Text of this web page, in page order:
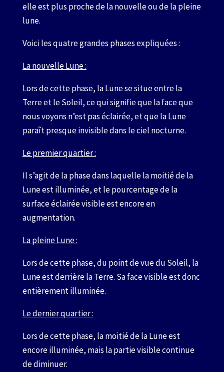
elle est plus proche de la nouvelle ou de la pleine
lune.
Voici les quatre grandes phases expliquées :
La nouvelle Lune :
Lors de cette phase, la Lune se situe entre la
Terre et le Soleil, ce qui signifie que la face que
nous voyons n’est pas éclairée, et que la Lune
paraît presque invisible dans le ciel nocturne.
Le premier quartier :
Il s’agit de la phase dans laquelle la moitié de la
Lune est illuminée, et le pourcentage de la
surface éclairée visible est encore en
augmentation.
La pleine Lune :
Lors de cette phase, du point de vue du Soleil, la
Lune est derrière la Terre. Sa face visible est donc
entièrement illuminée.
Le dernier quartier :
Lors de cette phase, la moitié de la Lune est
encore illuminée, mais la partie visible continue
de diminuer.